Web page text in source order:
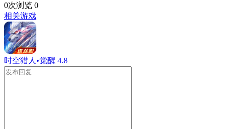
0次浏览 0
相关游戏
时空猎人•觉醒 4.8